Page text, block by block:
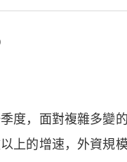
度，面對複雜多變
上的增速，外資規